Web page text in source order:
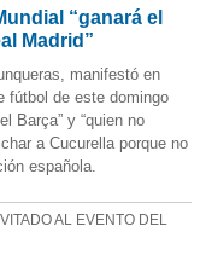
“ganará el
Madrid”
manifestó en
fútbol de este domingo
Barça” y “quien no
a Cucurella porque no
española.
AL EVENTO DEL